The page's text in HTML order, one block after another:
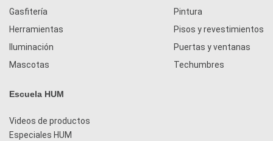
Gasfitería
Herramientas
Iluminación
Mascotas
Pintura
Pisos y revestimientos
Puertas y ventanas
Techumbres
Escuela HUM
Videos de productos
Especiales HUM